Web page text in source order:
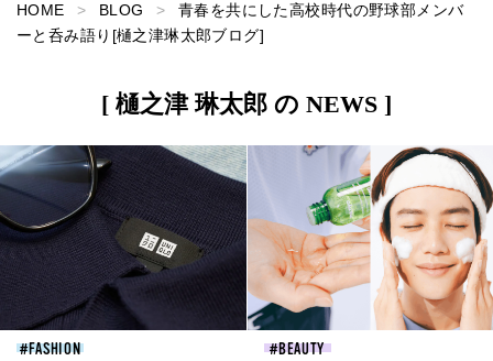
HOME BLOG
青春を共にした高校時代の野球部メンバ
ーと呑み語り[樋之津琳太郎ブログ]
[ 樋之津 琳太郎 の NEWS ]
FASHION
BEAUTY